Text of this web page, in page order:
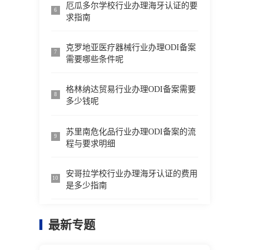
6
厄瓜多尔学校行业办理海牙认证的要
求指南
7
克罗地亚医疗器械行业办理ODI备案
需要哪些条件呢
8
格林纳达贸易行业办理ODI备案需要
多少钱呢
9
苏里南危化品行业办理ODI备案的流
程与要求明细
10
安哥拉学校行业办理海牙认证的费用
是多少指南
最新专题